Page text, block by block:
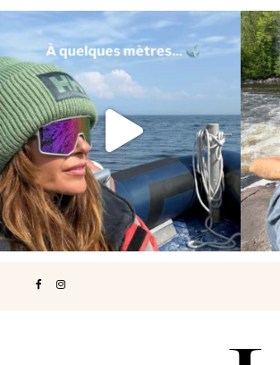
Voir une baleine en photo, c’est
impressionnant 🐋...
203